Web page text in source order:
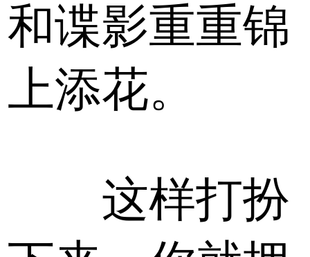
和谍影重重锦
上添花。
这样打扮